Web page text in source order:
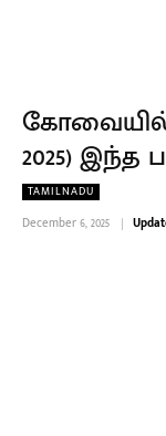
கோவையில்
2025) இந்த
TAMILNADU
December 6, 2025